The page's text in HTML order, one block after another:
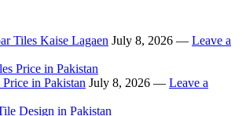
Tiles Kaise Lagaen July 8, 2026 — Leave a
in Pakistan July 8, 2026 — Leave a